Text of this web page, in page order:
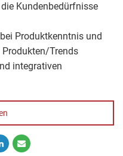
Kundenbedürfnisse
Produktkenntnis und
Trends
integrativen